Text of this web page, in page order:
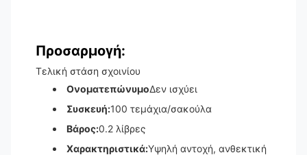
Προσαρμογή:
Τελική στάση σχοινίου
ΟνοματεπώνυμοΔεν ισχύει
Συσκευή:100 τεμάχια/σακούλα
Βάρος:0.2 λίβρες
Χαρακτηριστικά:Υψηλή αντοχή, ανθεκτική